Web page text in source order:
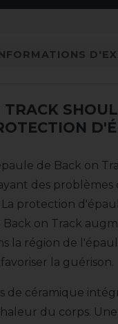
TRACK
de Back on
des problèmes
protection
on Track
la région de
la guérison.
de céramique
du corps.